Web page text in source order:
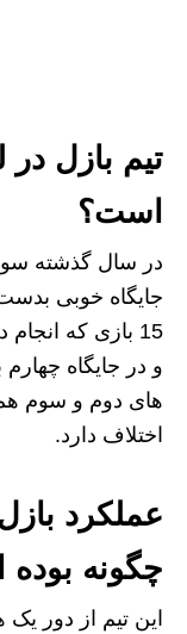
تیم بازل
است؟
در سال گذشته
جایگاه خوبی بدست
و در جایگاه چهارم
اختلاف دارد.
عملکرد
چگونه
این تیم از دور